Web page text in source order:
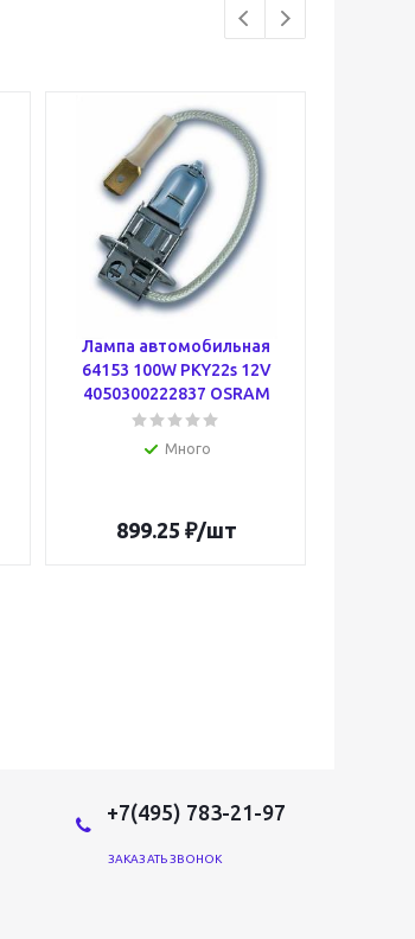
Лампа автомобильная
64153 100W PKY22s 12V
4050300222837 OSRAM
Много
899.25 ₽/шт
+7(495) 783-21-97
ЗАКАЗАТЬ ЗВОНОК